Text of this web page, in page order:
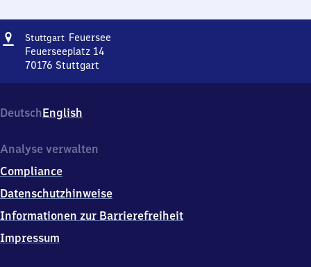
Adresse
Stuttgart Feuersee
Feuerseeplatz 14
70176 Stuttgart
Feuerseeplatz
14,
0
7
6
DeutschEnglish
Analyse verwalten
Compliance
Datenschutzhinweise
Informationen zur Barrierefreiheit
Impressum